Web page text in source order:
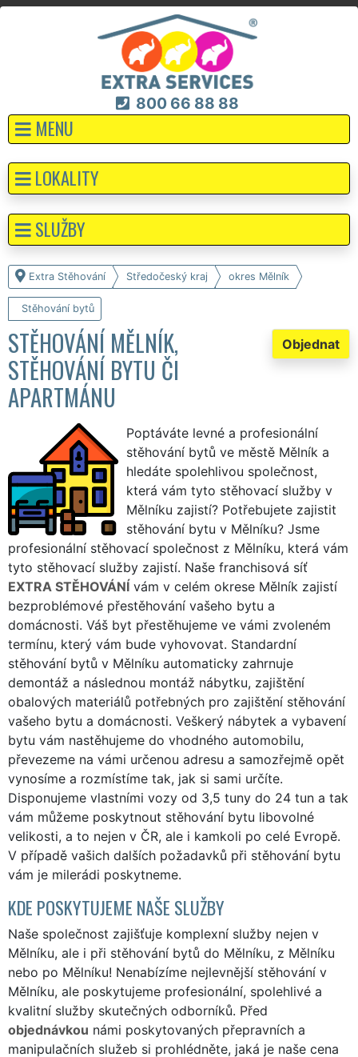
800 66 88 88
MENU
Extra Stěhování Středočeský kraj okres Mělník
Stěhování bytů
Objednat
STĚHOVÁNÍ MĚLNÍK,
STĚHOVÁNÍ BYTU ČI
APARTMÁNU
Poptáváte levné a profesionální
stěhování bytů ve městě Mělník a
hledáte spolehlivou společnost,
která vám tyto stěhovací služby v
Mělníku zajistí? Potřebujete zajistit
stěhování bytu v Mělníku? Jsme
profesionální stěhovací společnost z Mělníku, která vám
tyto stěhovací služby zajistí. Naše franchisová síť
EXTRA STĚHOVÁNÍ vám v celém okrese Mělník zajistí
bezproblémové přestěhování vašeho bytu a
domácnosti. Váš byt přestěhujeme ve vámi zvoleném
termínu, který vám bude vyhovovat. Standardní
stěhování bytů v Mělníku automaticky zahrnuje
demontáž a následnou montáž nábytku, zajištění
obalových materiálů potřebných pro zajištění stěhování
vašeho bytu a domácnosti. Veškerý nábytek a vybavení
bytu vám nastěhujeme do vhodného automobilu,
převezeme na vámi určenou adresu a samozřejmě opět
vynosíme a rozmístíme tak, jak si sami určíte.
Disponujeme vlastními vozy od 3,5 tuny do 24 tun a tak
vám můžeme poskytnout stěhování bytu libovolné
velikosti, a to nejen v ČR, ale i kamkoli po celé Evropě.
V případě vašich dalších požadavků při stěhování bytu
vám je milerádi poskytneme.
KDE POSKYTUJEME NAŠE SLUŽBY
Naše společnost zajišťuje komplexní služby nejen v
Mělníku, ale i při stěhování bytů do Mělníku, z Mělníku
nebo po Mělníku! Nenabízíme nejlevnější stěhování v
Mělníku, ale poskytujeme profesionální, spolehlivé a
kvalitní služby skutečných odborníků. Před
objednávkou námi poskytovaných přepravních a
manipulačních služeb si prohlédněte, jaká je naše cena
LOKALITY
SLUŽBY